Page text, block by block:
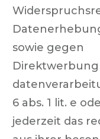
sowie gegen
Direktwerbung
6 abs. 1 lit. e
jederzeit das